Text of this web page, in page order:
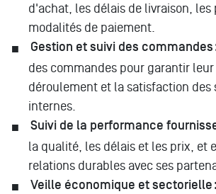
d'achat, les délais de livraison, les
modalités de paiement.
Gestion et suivi des commandes
des commandes pour garantir leur
déroulement et la satisfaction des
internes.
Suivi de la performance
la qualité, les délais et les prix, et
relations durables avec ses
Veille économique et sectorielle :